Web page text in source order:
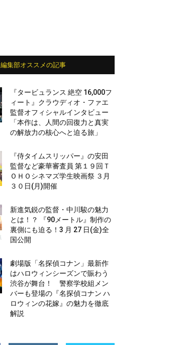
編集部オススメの記事
『タービュランス 絶空 16,000フ
ィート』クラウディオ・ファエ
監督オフィシャルインタビュー
「本作は、人間の回復力と真実
の解放力の核心へと迫る旅」
『侍タイムスリッパー』の安田
監督など豪華審査員 第１９回Ｔ
ＯＨＯシネマズ学生映画祭 ３月
３０日(月)開催
新進気鋭の監督・中川駿の魅力
とは！？ 『90メートル』制作の
裏側にも迫る！3 月 27 日(金)全
国公開
劇場版「名探偵コナン」最新作
はハロウィンシーズンで賑わう
渋谷が舞台！ 警察学校組メン
バーも登場の『名探偵コナン ハ
ロウィンの花嫁』の魅力を徹底
解説